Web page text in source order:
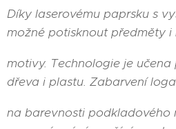
Díky laserovému paprsku s
možné potisknout předměty i
motivy. Technologie je
dřeva i plastu. Zabarvení
na barevnosti podkladového